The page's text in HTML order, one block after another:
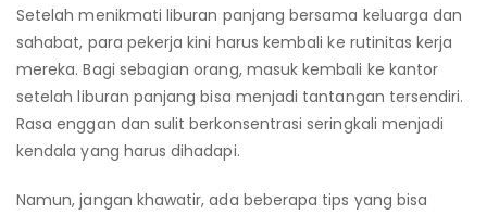
Setelah menikmati liburan panjang bersama keluarga dan
sahabat, para pekerja kini harus kembali ke rutinitas kerja
mereka. Bagi sebagian orang, masuk kembali ke kantor
setelah liburan panjang bisa menjadi tantangan tersendiri.
Rasa enggan dan sulit berkonsentrasi seringkali menjadi
kendala yang harus dihadapi.
Namun, jangan khawatir, ada beberapa tips yang bisa